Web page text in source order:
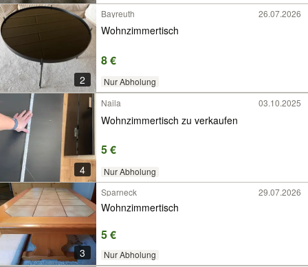
2
Bayreuth 26.07.2026
Wohnzimmertisch
8 €
Nur Abholung
4
Naila 03.10.2025
Wohnzimmertisch zu verkaufen
5 €
Nur Abholung
3
Sparneck 29.07.2026
Wohnzimmertisch
5 €
Nur Abholung